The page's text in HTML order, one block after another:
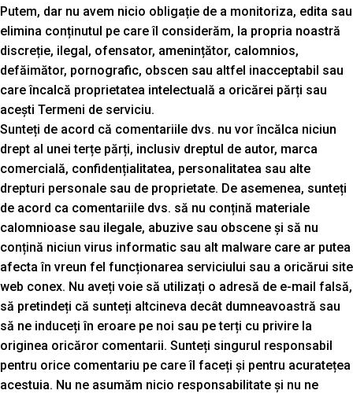
Putem, dar nu avem nicio obligație de a monitoriza, edita sau
elimina conținutul pe care îl considerăm, la propria noastră
discreție, ilegal, ofensator, amenințător, calomnios,
defăimător, pornografic, obscen sau altfel inacceptabil sau
care încalcă proprietatea intelectuală a oricărei părți sau
acești Termeni de serviciu.
Sunteți de acord că comentariile dvs. nu vor încălca niciun
drept al unei terțe părți, inclusiv dreptul de autor, marca
comercială, confidențialitatea, personalitatea sau alte
drepturi personale sau de proprietate. De asemenea, sunteți
de acord ca comentariile dvs. să nu conțină materiale
calomnioase sau ilegale, abuzive sau obscene și să nu
conțină niciun virus informatic sau alt malware care ar putea
afecta în vreun fel funcționarea serviciului sau a oricărui site
web conex. Nu aveți voie să utilizați o adresă de e-mail falsă,
să pretindeți că sunteți altcineva decât dumneavoastră sau
să ne induceți în eroare pe noi sau pe terți cu privire la
originea oricăror comentarii. Sunteți singurul responsabil
pentru orice comentariu pe care îl faceți și pentru acuratețea
acestuia. Nu ne asumăm nicio responsabilitate și nu ne